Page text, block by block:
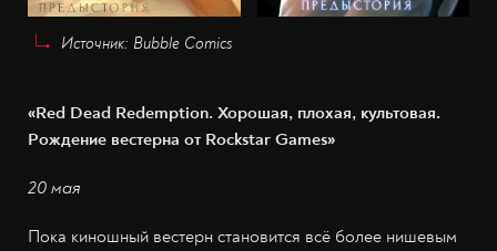
Источник: Bubble Comics
«Red Dead Redemption. Хорошая, плохая, культовая.
Рождение вестерна от Rockstar Games»
20 мая
Пока киношный вестерн становится всё более нишевым